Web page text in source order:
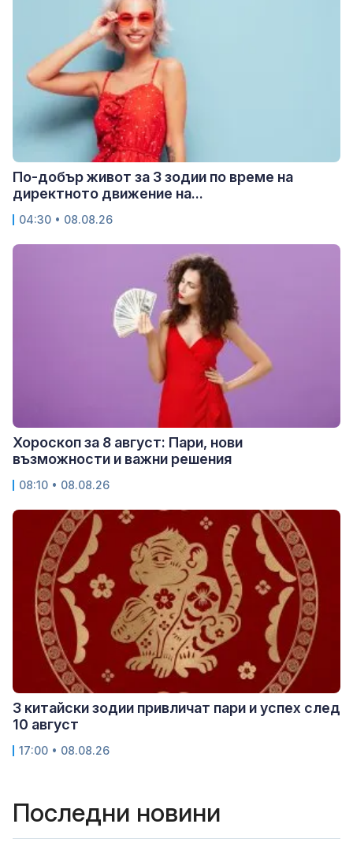
По-добър живот за 3 зодии по време на
директното движение на...
04:30 • 08.08.26
Хороскоп за 8 август: Пари, нови
възможности и важни решения
08:10 • 08.08.26
3 китайски зодии привличат пари и успех след
10 август
17:00 • 08.08.26
Последни новини